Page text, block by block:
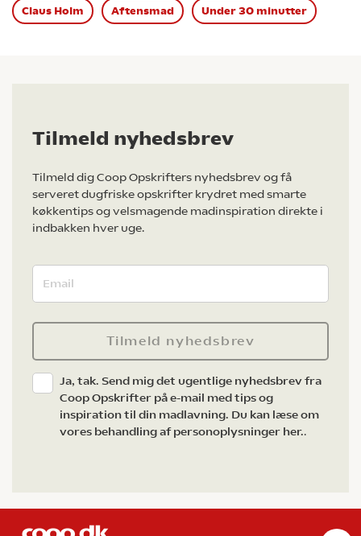
Claus Holm Aftensmad Under 30 minutter
Tilmeld nyhedsbrev
Tilmeld dig Coop Opskrifters nyhedsbrev og få
serveret dugfriske opskrifter krydret med smarte
køkkentips og velsmagende madinspiration direkte i
indbakken hver uge.
Tilmeld nyhedsbrev
Ja, tak. Send mig det ugentlige nyhedsbrev fra
Coop Opskrifter på e-mail med tips og
inspiration til din madlavning. Du kan læse om
vores behandling af personoplysninger her..